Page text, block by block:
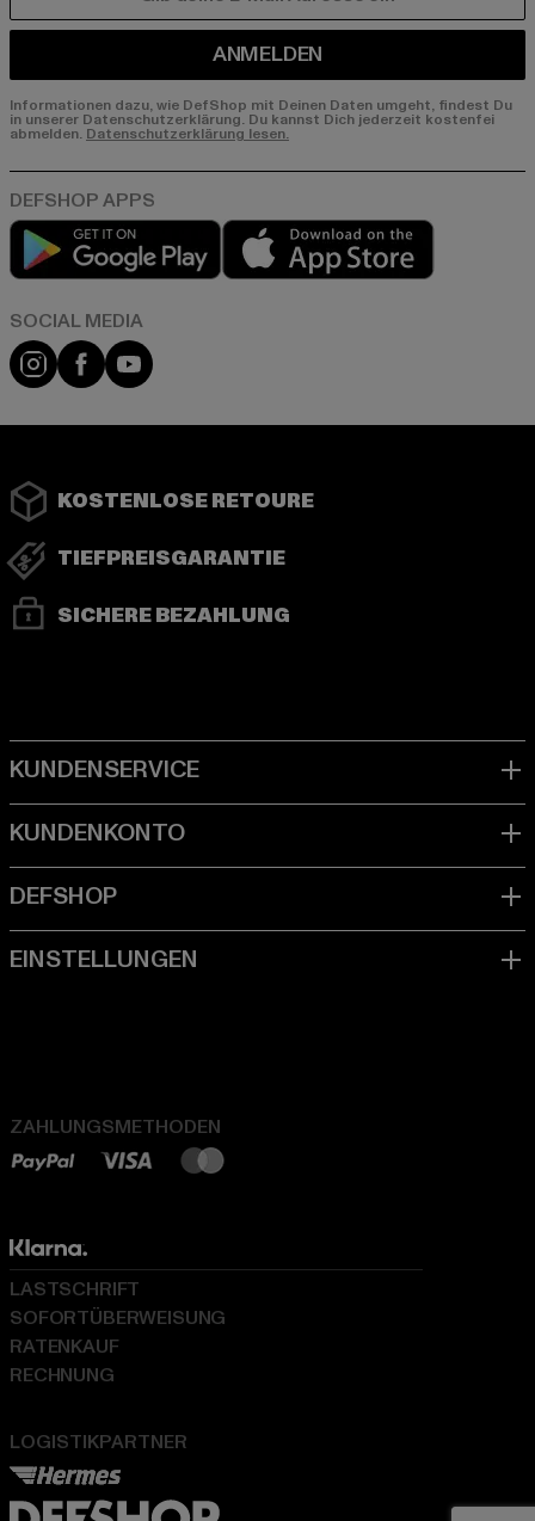
ANMELDEN
Informationen dazu, wie DefShop mit Deinen Daten umgeht, findest Du
in unserer Datenschutzerklärung. Du kannst Dich jederzeit kostenfei
abmelden. Datenschutzerklärung lesen.
Play market
Instagram
FacebookYouTube
KOSTENLOSE RETOURE
TIEFPREISGARANTIE
SICHERE BEZAHLUNG
ZAHLUNGSMETHODEN
LOGISTIKPARTNER
LASTSCHRIFT
SOFORTÜBERWEISUNG
RATENKAUF
RECHNUNG